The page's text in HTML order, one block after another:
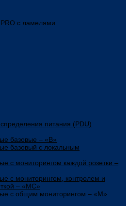
с ламелями
питания (PDU)
базовые – «В»
базовый с локальным
с мониторингом каждой розетки –
с мониторингом, контролем и
– «МС»
с общим мониторингом – «М»